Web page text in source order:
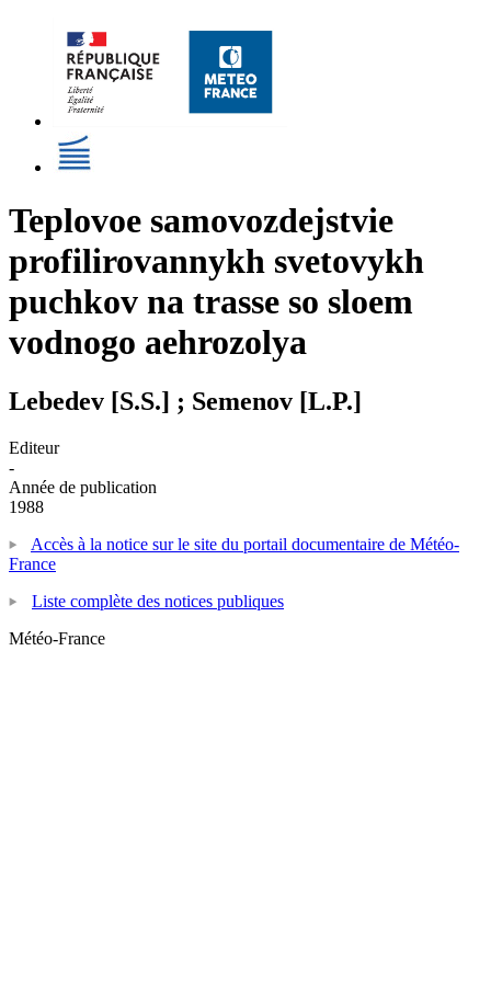
Teplovoe samovozdejstvie
profilirovannykh svetovykh
puchkov na trasse so sloem
vodnogo aehrozolya
Lebedev [S.S.] ; Semenov [L.P.]
Editeur
-
Année de publication
1988
Accès à la notice sur le site du portail documentaire de Météo-
France
Liste complète des notices publiques
Météo-France